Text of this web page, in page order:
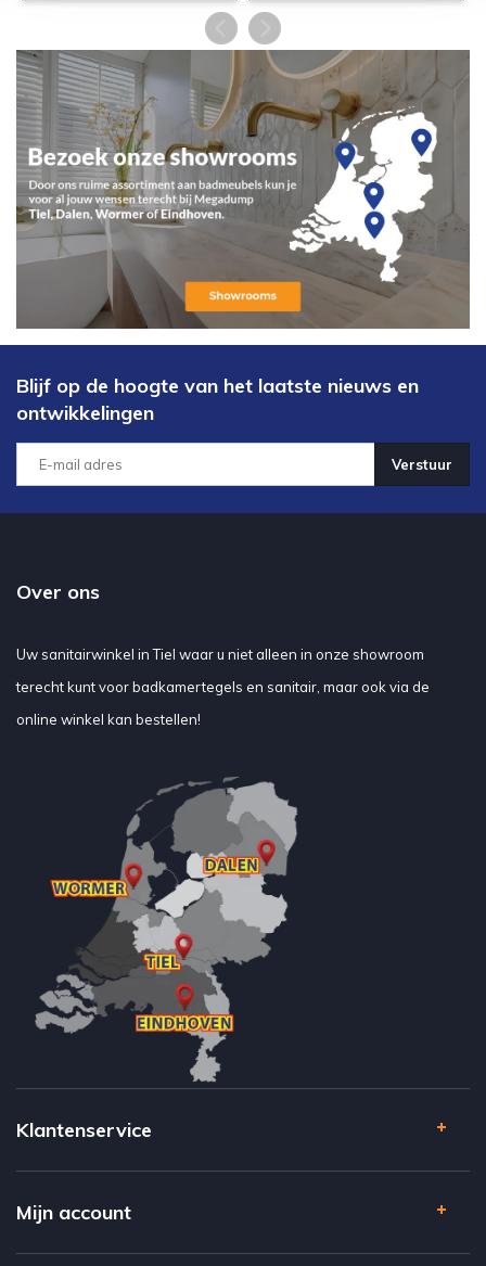
Blijf op de hoogte van het laatste nieuws en
ontwikkelingen
Verstuur
Over ons
Uw sanitairwinkel in Tiel waar u niet alleen in onze showroom
terecht kunt voor badkamertegels en sanitair, maar ook via de
online winkel kan bestellen!
Klantenservice
Mijn account